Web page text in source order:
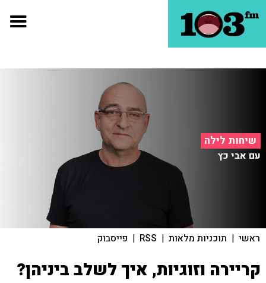
שיחות לילה
עם אבי כץ
ראשי | תוכניות מלאות |
RSS
| פייסבוק
קריירה וזוגיות, איך לשלב ביניהן?